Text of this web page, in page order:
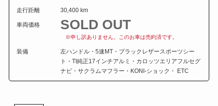
走行距離 30,400 km
車両価格 SOLD OUT
※申し訳ありません。このお車は売約済です。
装備
左ハンドル・5速MT・ブラックレザースポーツシー
ト・TI純正17インチアルミ・カロッツエリアフルセグ
ナビ・サクラムマフラー・KONI-ショック・ ETC